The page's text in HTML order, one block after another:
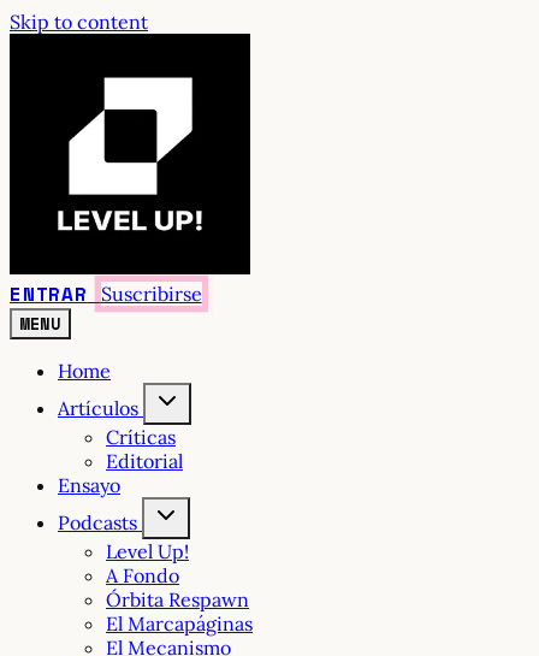
Skip to content
ENTRAR
Suscribirse
MENU
Home
Artículos
Críticas
Editorial
Ensayo
Podcasts
Level Up!
A Fondo
Órbita Respawn
El Marcapáginas
El Mecanismo